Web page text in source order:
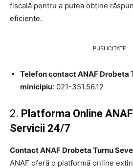
fiscală pentru a putea obține
eficiente.
PUBLICITATE
Telefon contact ANAF Drobeta
minicipiu: 021-351.56.12
2. Platforma Online
Servicii 24/7
Contact ANAF Drobeta Turnu
ANAF oferă o platformă online